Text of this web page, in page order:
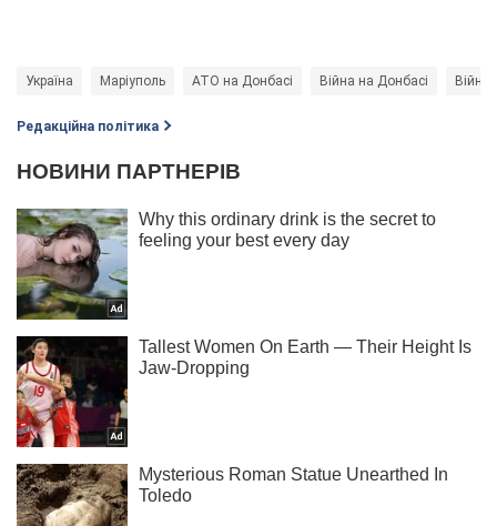
Україна Маріуполь АТО на Донбасі Війна на Донбасі Війна
Редакційна політика